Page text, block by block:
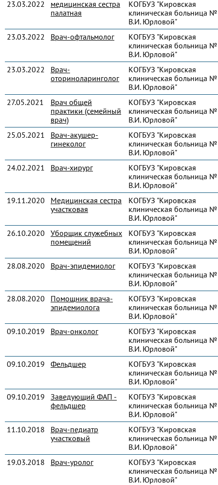
23.03.2022
медицинская сестра
палатная
КОГБУЗ "Кировская
клиническая больница
В.И. Юрловой"
23.03.2022
Врач-офтальмолог
КОГБУЗ "Кировская
клиническая больница
В.И. Юрловой"
23.03.2022
Врач-
оториноларинголог
КОГБУЗ "Кировская
клиническая больница
В.И. Юрловой"
27.05.2021
Врач общей
практики (семейный
врач)
КОГБУЗ "Кировская
клиническая больница
В.И. Юрловой"
25.05.2021
Врач-акушер-
гинеколог
КОГБУЗ "Кировская
клиническая больница
В.И. Юрловой"
24.02.2021
Врач-хирург
КОГБУЗ "Кировская
клиническая больница
В.И. Юрловой"
19.11.2020
Медицинская сестра
участковая
КОГБУЗ "Кировская
клиническая больница
В.И. Юрловой"
26.10.2020
Уборщик служебных
помещений
КОГБУЗ "Кировская
клиническая больница
В.И. Юрловой"
28.08.2020
Врач-эпидемиолог
КОГБУЗ "Кировская
клиническая больница
В.И. Юрловой"
28.08.2020
Помощник врача-
эпидемиолога
КОГБУЗ "Кировская
клиническая больница
В.И. Юрловой"
09.10.2019
Врач-онколог
КОГБУЗ "Кировская
клиническая больница
В.И. Юрловой"
09.10.2019
Фельдшер
КОГБУЗ "Кировская
клиническая больница
В.И. Юрловой"
09.10.2019
Заведующий ФАП -
фельдшер
КОГБУЗ "Кировская
клиническая больница
В.И. Юрловой"
11.10.2018
Врач-педиатр
участковый
КОГБУЗ "Кировская
клиническая больница
В.И. Юрловой"
19.03.2018
Врач-уролог
КОГБУЗ "Кировская
клиническая больница
В.И. Юрловой"